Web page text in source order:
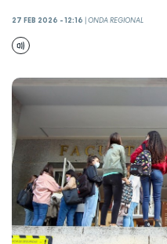
27 FEB 2026 - 12:16 ONDA REGIONAL